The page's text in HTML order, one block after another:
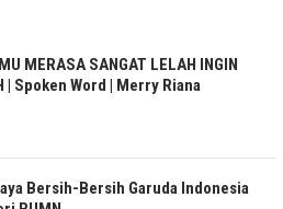
MERASA SANGAT LELAH INGIN
| Spoken Word | Merry Riana
Bersih-Bersih Garuda Indonesia